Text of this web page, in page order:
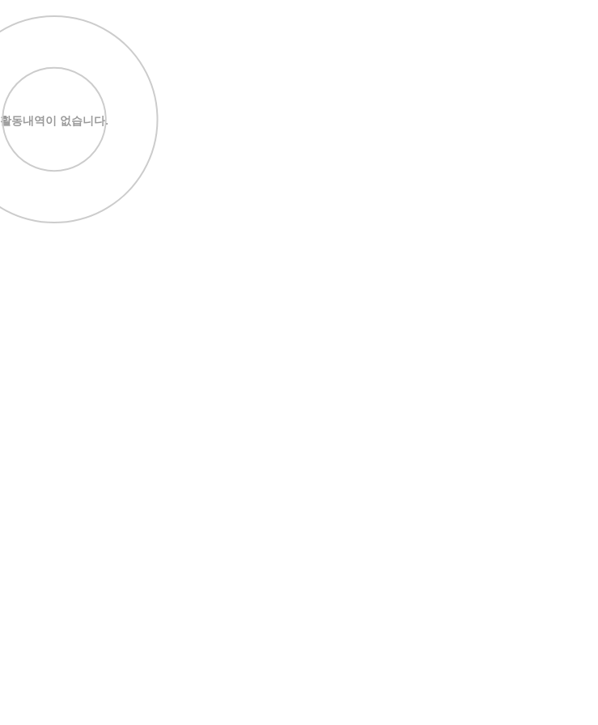
활동내역이 없습니다.